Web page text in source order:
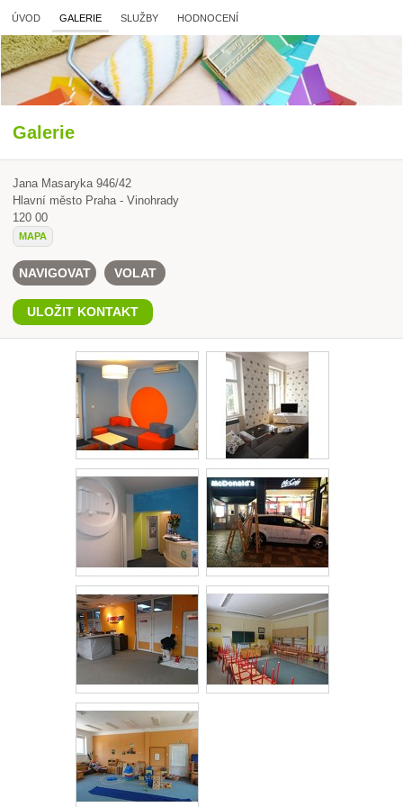
ÚVOD GALERIE SLUŽBY HODNOCENÍ
Galerie
Jana Masaryka 946/42
Hlavní město Praha - Vinohrady
120 00
MAPA
NAVIGOVAT VOLAT
ULOŽIT KONTAKT